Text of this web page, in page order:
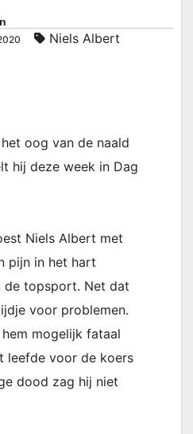
Niels Albert
oog van de naald
hij deze week in Dag
Niels Albert met
pijn in het hart
de topsport. Net dat
voor problemen.
mogelijk fataal
leefde voor de koers
dood zag hij niet